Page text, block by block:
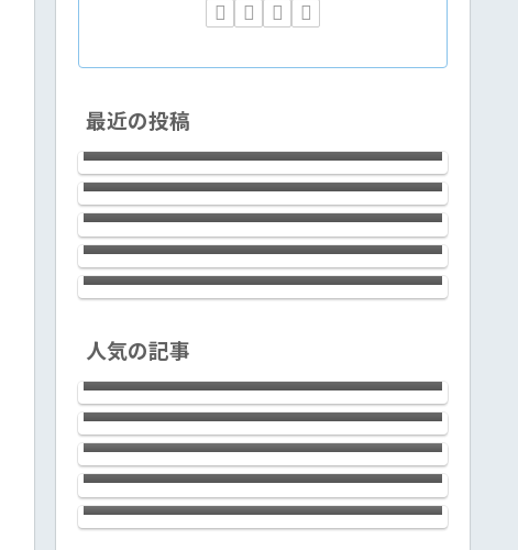
最近の投稿
2023年時点で、アフィリエイトで成
果を出すには過去の成功体験がむし
ろ邪魔くさくなる件
ば浩気鍼灸治療院でOK！60分6,000
円の予約制。
テーラワーダ仏教協会の稲取合宿１
回目の感想など
LAVIE Direct NEXTREME
Carbon（2022年春モデル）は、14ｲ
ﾝﾁの使い勝手の良さとLED IPS液晶
（ノングレア）画面の標準を超えた
見やすさ、滑らかなキータッチとfine
質な極軽モバイルノートです！
【PR】
ＡＩ≒ChatGPTと”夢の超特急新幹
線”は似ている
人気の記事
銀座のサロン エイリッシュガーデ
ン銀座の河原セラピストはお美しく
妖艶でしゃれっ気たっぷり。大満足
のサロンでした！ 心理カウンセラ
ー＋セラピストって凄いんで
す！！ 【PR】
た。健全なタイ古式でちょっぴりメ
ンエスな感じのお店です。会話対応力
バツグン。気分転換に最高ですヨ！
ブログ投稿３か月続けてきた感想
戸隠の宿坊 山本館は料亭を超え
た”田舎料理”です！ 宮司さんが腕
をふるう絶品料理満載。温泉ではな
いのに不思議な効能の風呂もぜひ体
感してください！！
和顔悦色施（わげんえつしきせ）